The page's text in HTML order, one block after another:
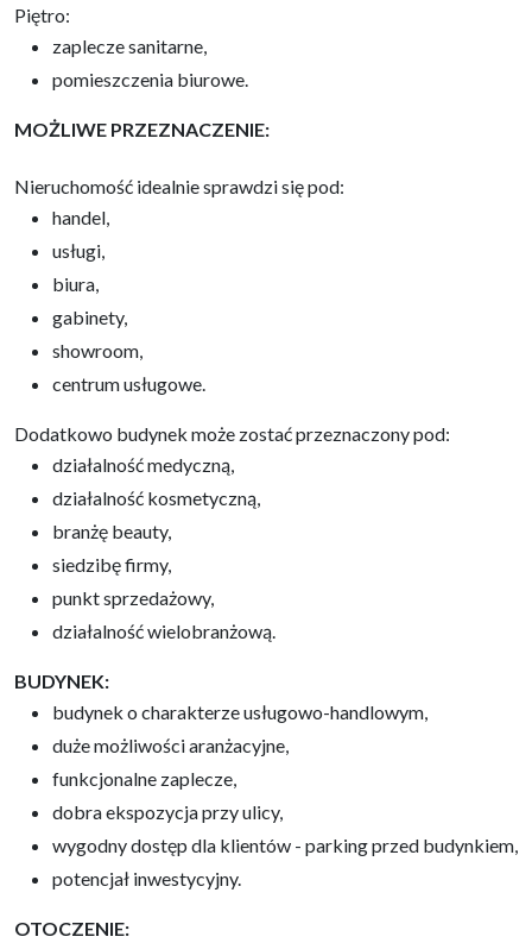
Piętro:
zaplecze sanitarne,
pomieszczenia biurowe.
MOŻLIWE PRZEZNACZENIE:
Nieruchomość idealnie sprawdzi się pod:
handel,
usługi,
biura,
gabinety,
showroom,
centrum usługowe.
Dodatkowo budynek może zostać przeznaczony pod:
działalność medyczną,
działalność kosmetyczną,
branżę beauty,
siedzibę firmy,
punkt sprzedażowy,
działalność wielobranżową.
BUDYNEK:
budynek o charakterze usługowo-handlowym,
duże możliwości aranżacyjne,
funkcjonalne zaplecze,
dobra ekspozycja przy ulicy,
wygodny dostęp dla klientów - parking przed budynkiem,
potencjał inwestycyjny.
OTOCZENIE: